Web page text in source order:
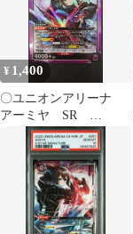
¥ 1,400
〇ユニオンアリーナ
アーミヤ SR
EX11BT/ARK-2-051